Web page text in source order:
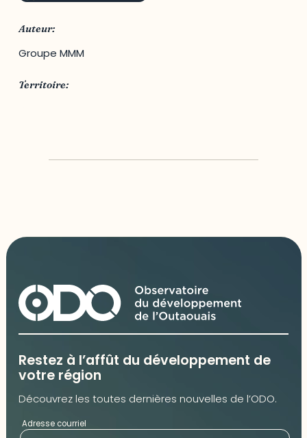
Auteur:
Groupe MMM
Territoire:
Restez à l’affût du développement de
votre région
Découvrez les toutes dernières nouvelles de l’ODO.
Adresse courriel